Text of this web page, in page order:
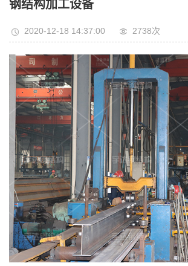
钢结构加工设备
2020-12-18 14:37:00 2738次